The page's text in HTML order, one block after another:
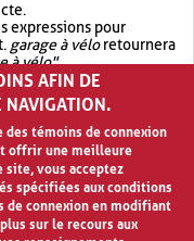
expressions pour
garage à véloretournera
à vélo".
OR.garage OR vélo
quegarage à vélo
AFIN DE
NAVIGATION.
témoins de connexion
offrir une meilleure
site, vous acceptez
spécifiées aux conditions
de connexion en modifiant
sur le recours aux